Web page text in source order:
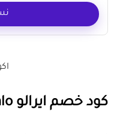
كود خصم ايرالو Airalo